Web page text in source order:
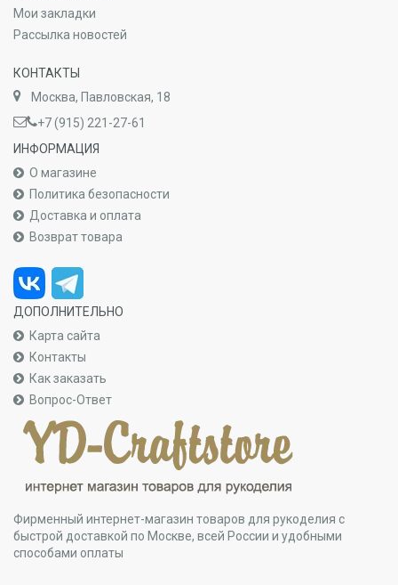
Мои закладки
Рассылка новостей
КОНТАКТЫ
Москва, Павловская, 18
+7 (915) 221-27-61
ИНФОРМАЦИЯ
О магазине
Политика безопасности
Доставка и оплата
Возврат товара
ДОПОЛНИТЕЛЬНО
Карта сайта
Контакты
Как заказать
Вопрос-Ответ
Фирменный интернет-магазин товаров для рукоделия с
быстрой доставкой по Москве, всей России и удобными
способами оплаты